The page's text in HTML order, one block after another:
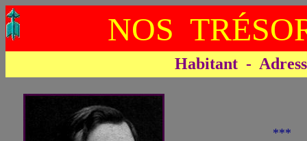
NOS
Habitant -
***